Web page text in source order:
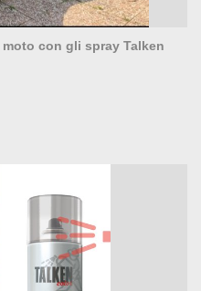
con gli spray Talken